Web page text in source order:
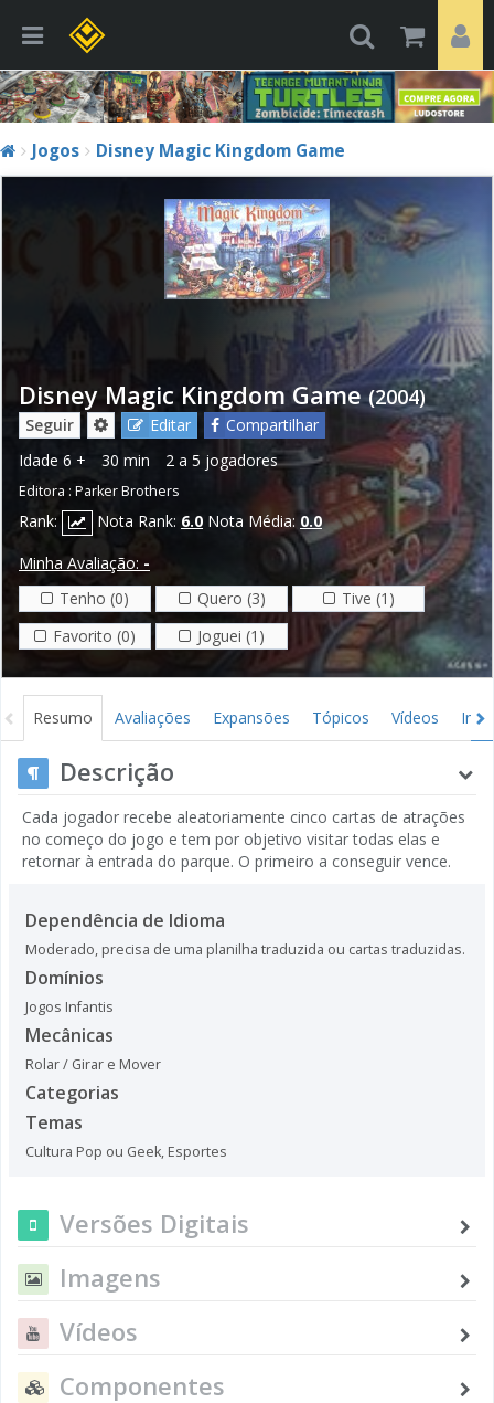
Jogos Disney Magic Kingdom Game
Disney Magic Kingdom Game (2004)
Seguir Editar
Compartilhar
Idade 6 + 30 min 2 a 5 jogadores
Editora : Parker Brothers
Rank: Nota Rank: 6.0 Nota Média: 0.0
Minha Avaliação: -
Tenho (0)
Quero (3)
Tive (1)
Favorito (0)
Joguei (1)
Resumo Avaliações Expansões Tópicos Vídeos
Descrição
Cada jogador recebe aleatoriamente cinco cartas de atrações
no começo do jogo e tem por objetivo visitar todas elas e
retornar à entrada do parque. O primeiro a conseguir vence.
Dependência de Idioma
Moderado, precisa de uma planilha traduzida ou cartas traduzidas.
Domínios
Jogos Infantis
Mecânicas
Rolar / Girar e Mover
Categorias
Temas
Cultura Pop ou Geek, Esportes
Versões Digitais
Imagens
Vídeos
Componentes